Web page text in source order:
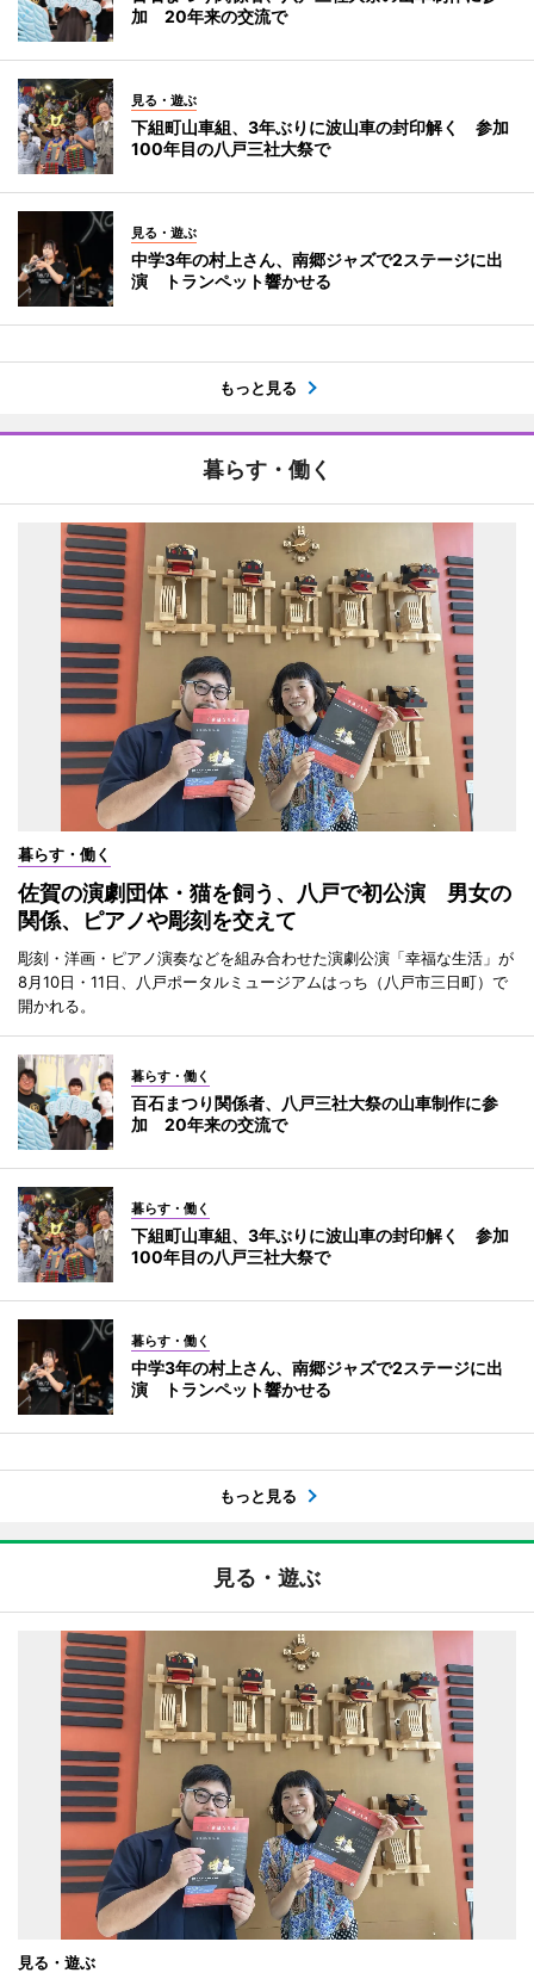
加 20年来の交流で
見る・遊ぶ
下組町山車組、3年ぶりに波山車の封印解く 参加
100年目の八戸三社大祭で
見る・遊ぶ
中学3年の村上さん、南郷ジャズで2ステージに出
演 トランペット響かせる
もっと見る
暮らす・働く
暮らす・働く
佐賀の演劇団体・猫を飼う、八戸で初公演 男女の
関係、ピアノや彫刻を交えて
彫刻・洋画・ピアノ演奏などを組み合わせた演劇公演「幸福な生活」が
8月10日・11日、八戸ポータルミュージアムはっち（八戸市三日町）で
開かれる。
暮らす・働く
百石まつり関係者、八戸三社大祭の山車制作に参
加 20年来の交流で
暮らす・働く
下組町山車組、3年ぶりに波山車の封印解く 参加
100年目の八戸三社大祭で
暮らす・働く
中学3年の村上さん、南郷ジャズで2ステージに出
演 トランペット響かせる
もっと見る
見る・遊ぶ
見る・遊ぶ